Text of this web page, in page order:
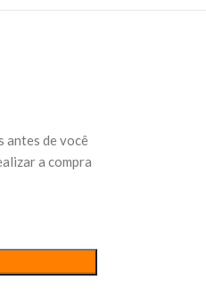
antes de você
a compra